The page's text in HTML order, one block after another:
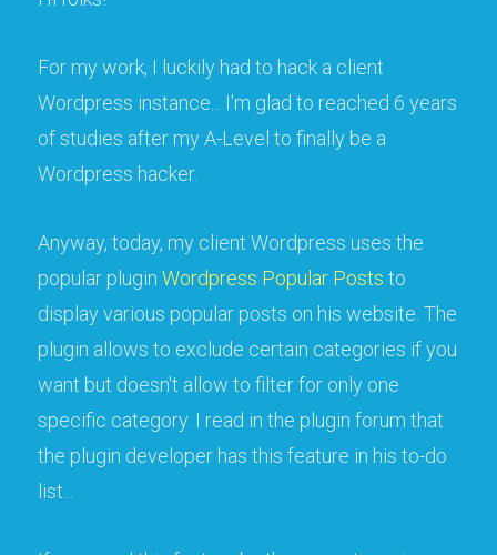
For my work, I luckily had to hack a client
Wordpress instance... I'm glad to reached 6 years
of studies after my A-Level to finally be a
Wordpress hacker.
Anyway, today, my client Wordpress uses the
popular plugin Wordpress Popular Posts to
display various popular posts on his website. The
plugin allows to exclude certain categories if you
want but doesn't allow to filter for only one
specific category. I read in the plugin forum that
the plugin developer has this feature in his to-do
list...